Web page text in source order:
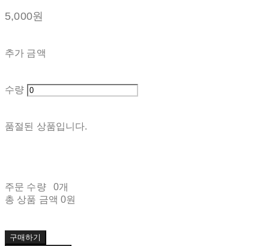
5,000원
추가 금액
수량
품절된 상품입니다.
주문 수량
0개
총 상품 금액 0원
구매하기